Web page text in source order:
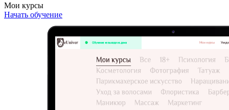
Мои курсы
Начать обучение